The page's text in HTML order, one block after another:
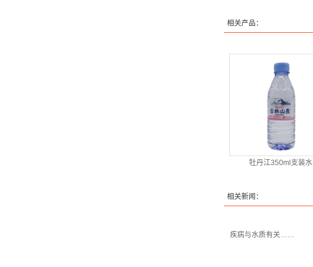
相关产品：
牡丹江350ml支装水
相关新闻：
疾病与水质有关……